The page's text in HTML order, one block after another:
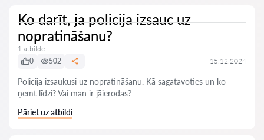
Ko darīt, ja policija izsauc uz
nopratināšanu?
1 atbilde
0
502 15.12.2024
Policija izsaukusi uz nopratināšanu. Kā sagatavoties un ko
ņemt līdzi? Vai man ir jāierodas?
Pāriet uz atbildi